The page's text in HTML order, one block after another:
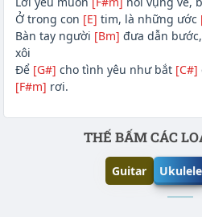
Ở trong con [E] tim, là những ước
Bàn tay người [Bm] đưa dẫn
xôi
Để [G#] cho tình yêu như bắt [C#]
[F#m] rơi.
Phần nội dungTHẾ BẤM CÁC
Guitar Ukulele